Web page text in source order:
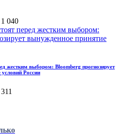
1 040
жестким выбором: Bloomberg прогнозирует
России
311